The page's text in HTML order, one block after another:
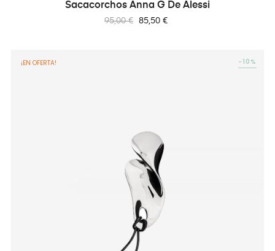
Sacacorchos Anna G De Alessi
Precio
95,00 € Precio
85,50 €
¡EN OFERTA! -10%